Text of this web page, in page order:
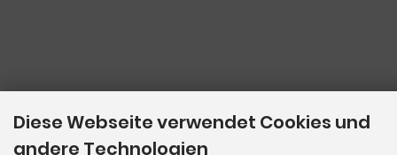
Diese Webseite verwendet Cookies und
andere Technologien